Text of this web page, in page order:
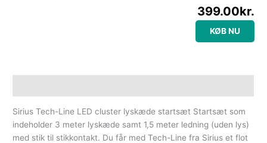
399.00kr.
KØB NU
Sirius Tech-Line LED cluster lyskæde startsæt Startsæt som
indeholder 3 meter lyskæde samt 1,5 meter ledning (uden lys)
med stik til stikkontakt. Du får med Tech-Line fra Sirius et flot